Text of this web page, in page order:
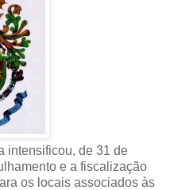
intensificou, de 31 de
e a fiscalização
os locais associados às